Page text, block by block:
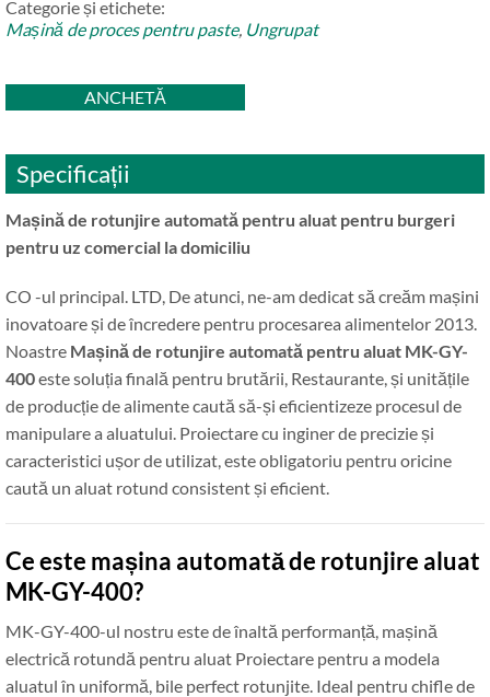
Categorie și etichete:
Mașină de proces pentru paste, Ungrupat
ANCHETĂ
Specificații
Mașină de rotunjire automată pentru aluat pentru burgeri
pentru uz comercial la domiciliu
CO -ul principal. LTD, De atunci, ne-am dedicat să creăm mașini
inovatoare și de încredere pentru procesarea alimentelor 2013.
Noastre Mașină de rotunjire automată pentru aluat MK-GY-
400este soluția finală pentru brutării, Restaurante, și unitățile
de producție de alimente caută să-și eficientizeze procesul de
manipulare a aluatului. Proiectare cu inginer de precizie și
caracteristici ușor de utilizat, este obligatoriu pentru oricine
caută un aluat rotund consistent și eficient.
Ce este mașina automată de rotunjire aluat
MK-GY-400?
MK-GY-400-ul nostru este de înaltă performanță, mașină
electrică rotundă pentru aluat Proiectare pentru a modela
aluatul în uniformă, bile perfect rotunjite. Ideal pentru chifle de